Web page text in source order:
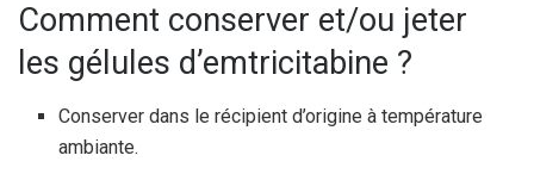
Comment conserver et/ou jeter
les gélules d’emtricitabine ?
Conserver dans le récipient d’origine à température
ambiante.